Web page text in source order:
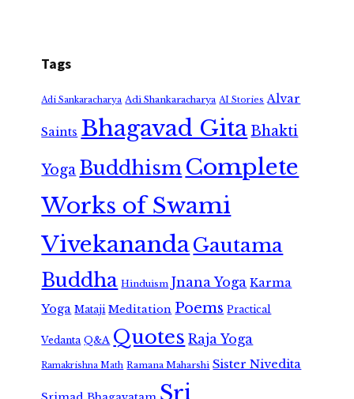
Tags
Adi Sankaracharya Adi Shankaracharya AI Stories Alvar
Saints Bhagavad GitaBhakti
Yoga Buddhism Complete
Works of Swami
VivekanandaGautama
Buddha Hinduism Jnana Yoga Karma
Yoga Mataji Meditation Poems Practical
Vedanta Q&A Quotes Raja Yoga
Ramakrishna Math Ramana Maharshi Sister Nivedita
Sri